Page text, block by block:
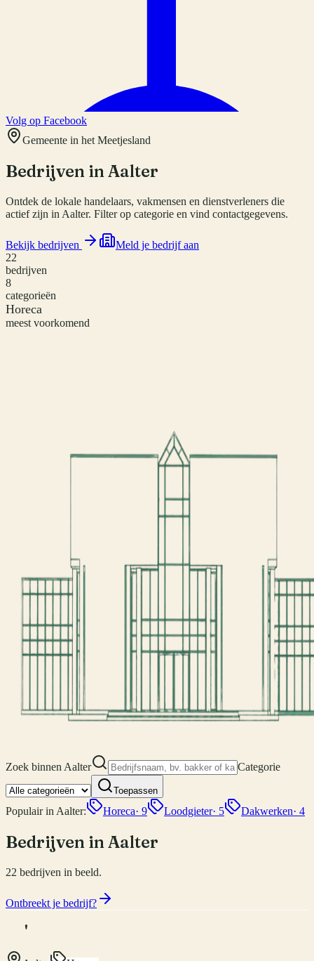
Volg op Facebook
Gemeente in het Meetjesland
Bedrijven inAalter
Ontdek de lokale handelaars, vakmensen en dienstverleners die
actief zijn in Aalter. Filter op categorie en vind contactgegevens.
Bekijk bedrijven
Meld je bedrijf aan
22
bedrijven
8
categorieën
Horeca
meest voorkomend
Zoek binnen Aalter Categorie
Toepassen
Populair in Aalter: Horeca· 9 Loodgieter· 5 Dakwerken· 4
Bedrijven in Aalter
22 bedrijven in beeld.
Ontbreekt je bedrijf?
'